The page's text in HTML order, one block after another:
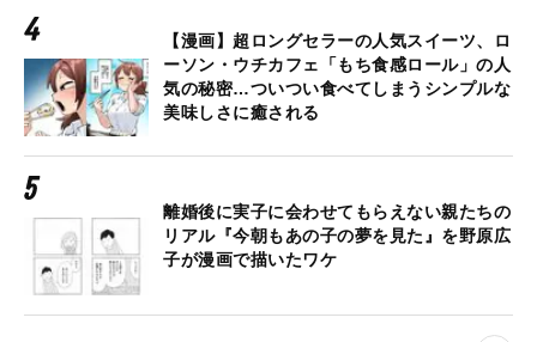
【漫画】超ロングセラーの人気スイーツ、ロ
ーソン・ウチカフェ「もち食感ロール」の人
気の秘密…ついつい食べてしまうシンプルな
美味しさに癒される
離婚後に実子に会わせてもらえない親たちの
リアル『今朝もあの子の夢を見た』を野原広
子が漫画で描いたワケ